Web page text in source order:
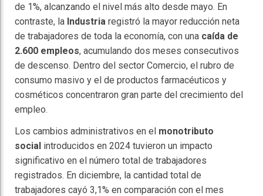
de 1%, alcanzando el nivel más alto desde mayo. En
contraste, la Industria registró la mayor reducción neta
de trabajadores de toda la economía, con una caída de
2.600 empleos, acumulando dos meses consecutivos
de descenso. Dentro del sector Comercio, el rubro de
consumo masivo y el de productos farmacéuticos y
cosméticos concentraron gran parte del crecimiento del
empleo.
Los cambios administrativos en el monotributo
social introducidos en 2024 tuvieron un impacto
significativo en el número total de trabajadores
registrados. En diciembre, la cantidad total de
trabajadores cayó 3,1% en comparación con el mes